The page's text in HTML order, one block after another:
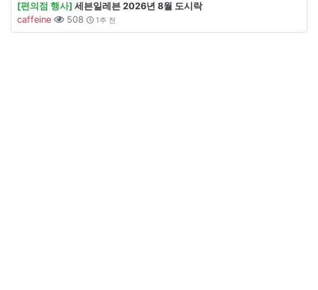
[편의점 행사] 세븐일레븐 2026년 8월 도시락
caffeine
508 1주 전